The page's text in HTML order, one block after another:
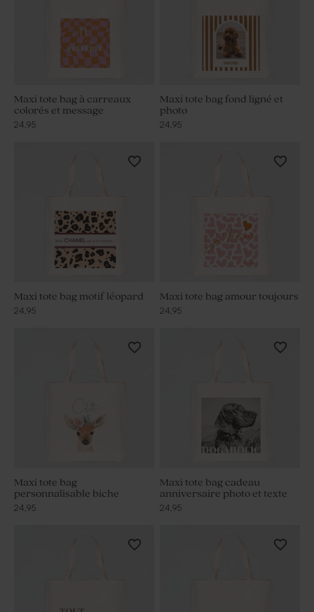
Maxi tote bag à carreaux
colorés et message
24,95
Maxi tote bag fond ligné et
photo
24,95
Maxi tote bag motif léopard
24,95
Maxi tote bag amour toujours
24,95
Maxi tote bag
personnalisable biche
24,95
Maxi tote bag cadeau
anniversaire photo et texte
24,95